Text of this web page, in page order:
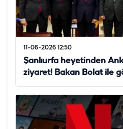
11-06-2026 12:50
Şanlıurfa heyetinden
ziyaret! Bakan Bolat ile